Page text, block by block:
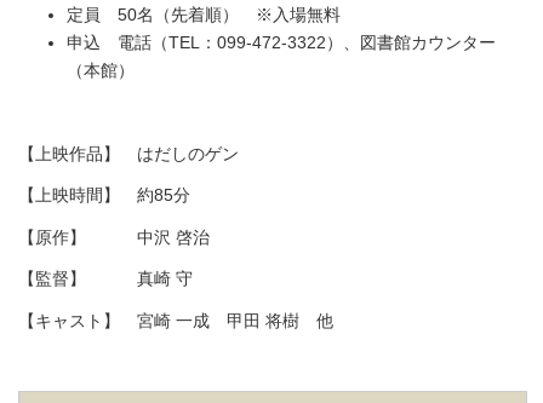
定員 50名（先着順） ※入場無料
申込 電話（TEL：099-472-3322）、図書館カウンター
（本館）
【上映作品】 はだしのゲン
【上映時間】 約85分
【原作】 中沢 啓治
【監督】 真崎 守
【キャスト】 宮崎 一成 甲田 将樹 他